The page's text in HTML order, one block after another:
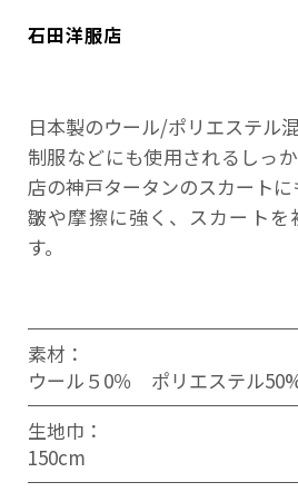
石田洋服店
日本製のウール/ポリエステル混
制服などにも使用されるしっ
店の神戸タータンのスカートに
皺や摩擦に強く、スカートを
す。
素材：
ウール５0％ ポリエステル
生地巾：
150cm